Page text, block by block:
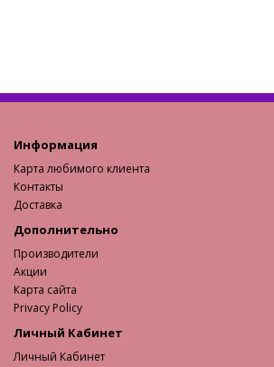
Информация
Карта любимого клиента
Контакты
Доставка
Дополнительно
Производители
Акции
Карта сайта
Privacy Policy
Личный Кабинет
Личный Кабинет